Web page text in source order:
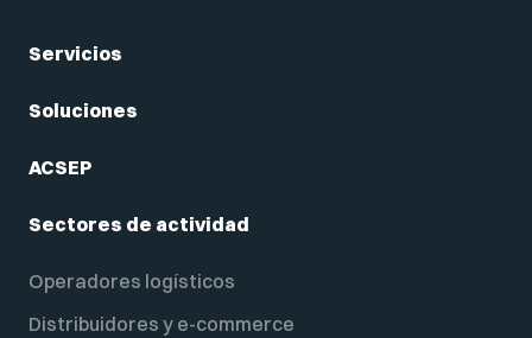
Servicios
Soluciones
ACSEP
Sectores de actividad
Operadores logísticos
Distribuidores y e-commerce